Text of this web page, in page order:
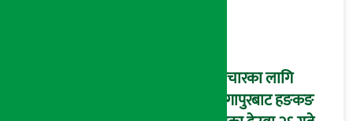
उपचारका लागि
सिंगापुरबाट हङकङ